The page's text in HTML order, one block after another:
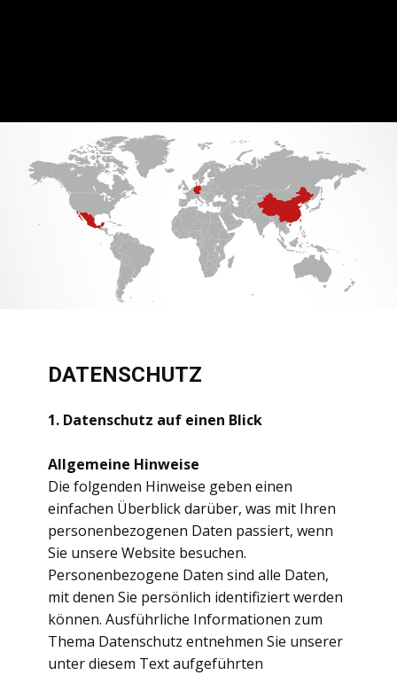
DATENSCHUTZ
1. Datenschutz auf einen Blick
Allgemeine Hinweise
Die folgenden Hinweise geben einen
einfachen Überblick darüber, was mit Ihren
personenbezogenen Daten passiert, wenn
Sie unsere Website besuchen.
Personenbezogene Daten sind alle Daten,
mit denen Sie persönlich identifiziert werden
können. Ausführliche Informationen zum
Thema Datenschutz entnehmen Sie unserer
unter diesem Text aufgeführten